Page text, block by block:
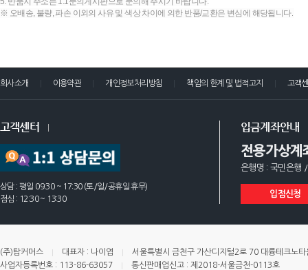
※ 오배송, 불량, 파손 이외의 사유 및 색상 차이에 의한 반품/교환은 변심에 해당됩니다.
회사소개 이용약관 개인정보처리방침 책임의 한계 및 법적고지 고객
고객센터
상담 : 평일 09:30 ~ 17:30 (토/일/공휴일 휴무)
점심 : 12:30 ~ 13:30
입금계좌안내
전용가상계
은행명 : 국민은행
입점신청
(주)탑커머스 대표자 : 나이엽
서울특별시 금천구 가산디지털2로 70 대륭테크노
사업자등록번호 : 113-86-63057
통신판매업신고 : 제2018-서울금천-0113호